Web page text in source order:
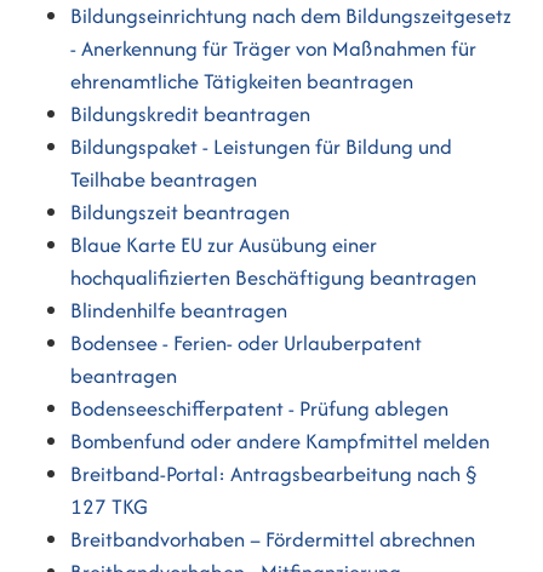
Bildungseinrichtung nach dem Bildungszeitgesetz
- Anerkennung für Träger von Maßnahmen für
ehrenamtliche Tätigkeiten beantragen
Bildungskredit beantragen
Bildungspaket - Leistungen für Bildung und
Teilhabe beantragen
Bildungszeit beantragen
Blaue Karte EU zur Ausübung einer
hochqualifizierten Beschäftigung beantragen
Blindenhilfe beantragen
Bodensee - Ferien- oder Urlauberpatent
beantragen
Bodenseeschifferpatent - Prüfung ablegen
Bombenfund oder andere Kampfmittel melden
Breitband-Portal: Antragsbearbeitung nach §
127 TKG
Breitbandvorhaben – Fördermittel abrechnen